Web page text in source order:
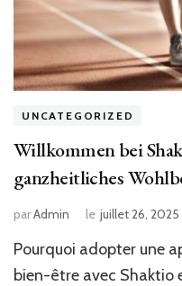
UNCATEGORIZED
Willkommen bei
ganzheitliches
parAdmin le juillet 26, 2025
Pourquoi adopter une
bien-être avec Shaktio